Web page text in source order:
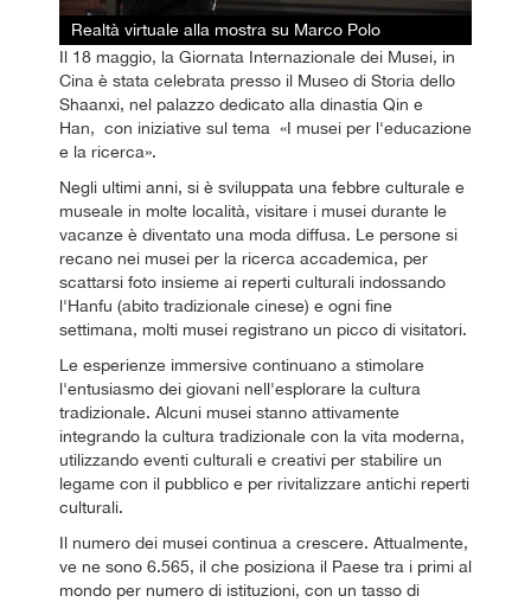
Realtà virtuale alla mostra su Marco Polo
Il 18 maggio, la Giornata Internazionale dei Musei, in
Cina è stata celebrata presso il Museo di Storia dello
Shaanxi, nel palazzo dedicato alla dinastia Qin e
Han, con iniziative sul tema «I musei per l'educazione
e la ricerca».
Negli ultimi anni, si è sviluppata una febbre culturale e
museale in molte località, visitare i musei durante le
vacanze è diventato una moda diffusa. Le persone si
recano nei musei per la ricerca accademica, per
scattarsi foto insieme ai reperti culturali indossando
l'Hanfu (abito tradizionale cinese) e ogni fine
settimana, molti musei registrano un picco di visitatori.
Le esperienze immersive continuano a stimolare
l'entusiasmo dei giovani nell'esplorare la cultura
tradizionale. Alcuni musei stanno attivamente
integrando la cultura tradizionale con la vita moderna,
utilizzando eventi culturali e creativi per stabilire un
legame con il pubblico e per rivitalizzare antichi reperti
culturali.
Il numero dei musei continua a crescere. Attualmente,
ve ne sono 6.565, il che posiziona il Paese tra i primi al
mondo per numero di istituzioni, con un tasso di